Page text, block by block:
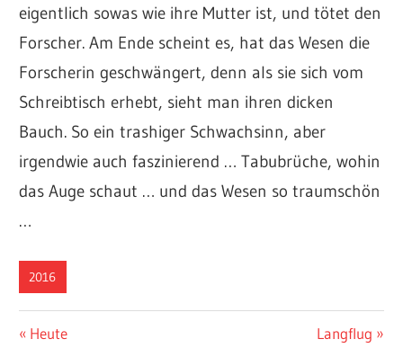
eigentlich sowas wie ihre Mutter ist, und tötet den
Forscher. Am Ende scheint es, hat das Wesen die
Forscherin geschwängert, denn als sie sich vom
Schreibtisch erhebt, sieht man ihren dicken
Bauch. So ein trashiger Schwachsinn, aber
irgendwie auch faszinierend … Tabubrüche, wohin
das Auge schaut … und das Wesen so traumschön
…
2016
Beitragsnavigation
Vorheriger
Heute
Nächster
Langflug